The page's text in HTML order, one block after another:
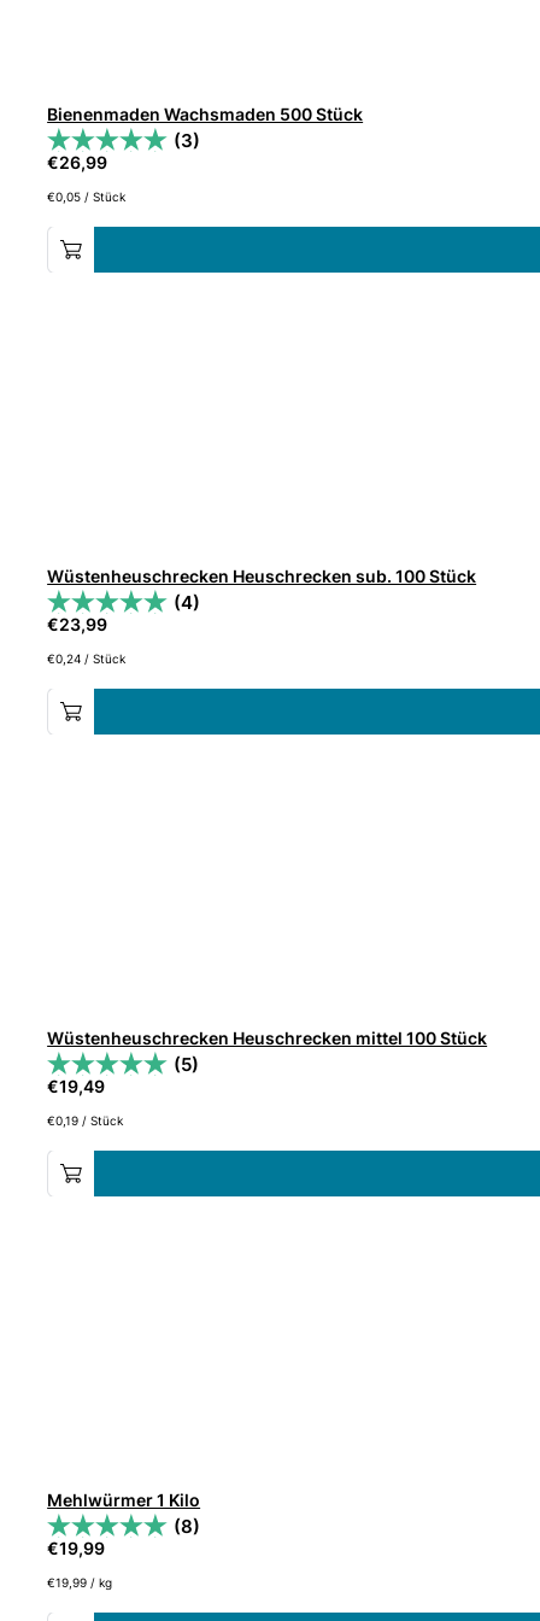
Bienenmaden Wachsmaden 500 Stück
(3)
€26,99
€0,05 /Stück
Wüstenheuschrecken Heuschrecken sub. 100 Stück
(4)
€23,99
€0,24 /Stück
Wüstenheuschrecken Heuschrecken mittel 100 Stück
(5)
€19,49
€0,19 /Stück
Mehlwürmer 1 Kilo
(8)
€19,99
€19,99 /kg